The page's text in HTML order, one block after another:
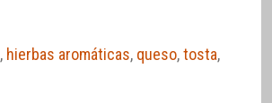
, hierbas aromáticas, queso,tosta,